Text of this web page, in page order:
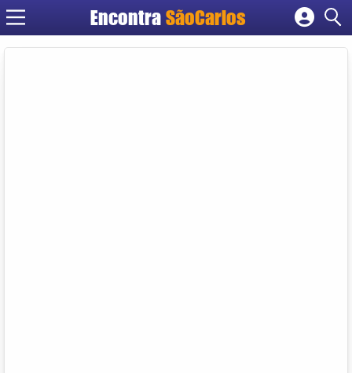
EncontraSãoCarlos
Cadastrar empresa